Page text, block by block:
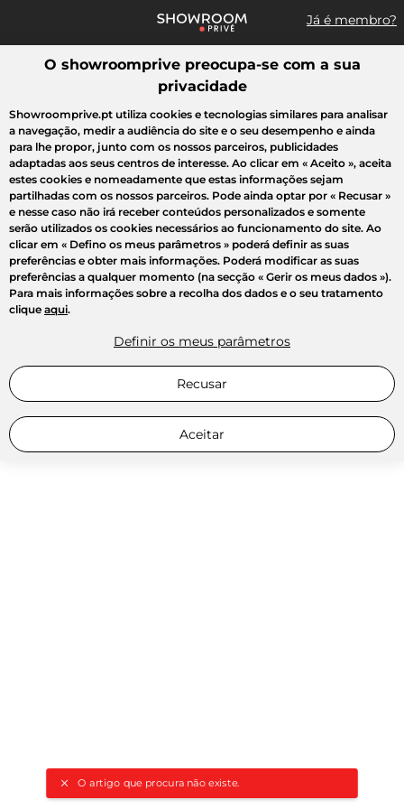
Já é membro?
Pesquisar uma marca, um artigo, uma venda...
O artigo que procura não existe.
Todas as vendas Moda Desporto Casa Criança Beleza
O showroomprive preocupa-se com a sua
privacidade
Showroomprive.pt utiliza cookies e tecnologias similares para analisar
a navegação, medir a audiência do site e o seu desempenho e ainda
para lhe propor, junto com os nossos parceiros, publicidades
adaptadas aos seus centros de interesse. Ao clicar em « Aceito », aceita
estes cookies e nomeadamente que estas informações sejam
partilhadas com os nossos parceiros. Pode ainda optar por « Recusar »
e nesse caso não irá receber conteúdos personalizados e somente
serão utilizados os cookies necessários ao funcionamento do site. Ao
clicar em « Defino os meus parâmetros » poderá definir as suas
preferências e obter mais informações. Poderá modificar as suas
preferências a qualquer momento (na secção « Gerir os meus dados »).
Para mais informações sobre a recolha dos dados e o seu tratamento
clique aqui.
Definir os meus parâmetros
Recusar
Aceitar